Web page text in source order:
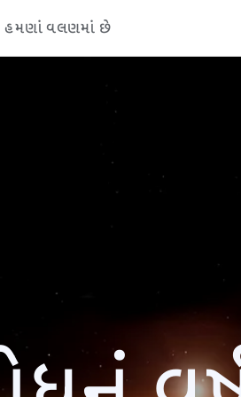
હમણાં વલણમાં છે